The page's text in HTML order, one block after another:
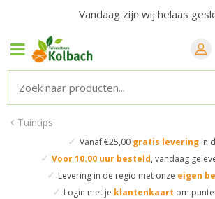
Tuintips
✓ Vanaf €25,00 gratis leveringin
✓ Voor 10.00 uur besteld, vandaag
✓ Levering in de regio met onze eigen
✓ Login met je klantenkaart om
Vandaag zijn wij helaas